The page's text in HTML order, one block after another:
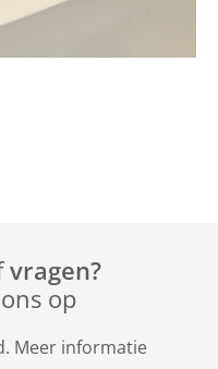
vragen?
op
Meer informatie